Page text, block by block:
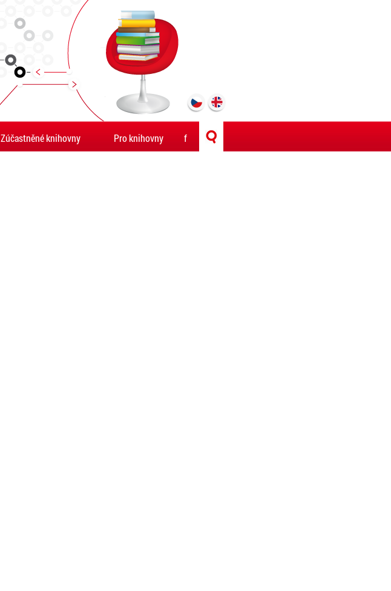
Zúčastněné knihovny Pro knihovny f